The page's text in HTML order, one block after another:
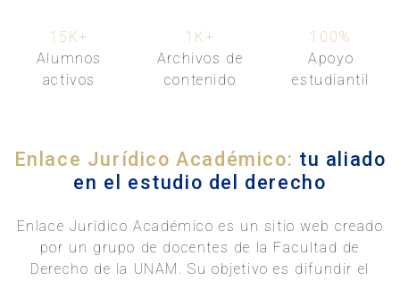
15K+
Alumnos
activos
1K +
Archivos de
contenido
100%
Apoyo
estudiantil
Enlace Jurídico Académico: tu aliado
en el estudio del derecho
Enlace Jurídico Académico es un sitio web creado
por un grupo de docentes de la Facultad de
Derecho de la UNAM. Su objetivo es difundir el